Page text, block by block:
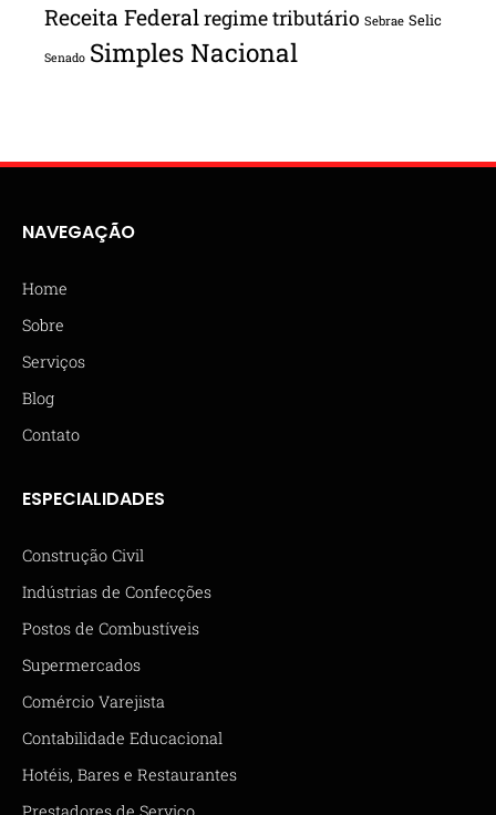
Receita Federalregime tributário Sebrae Selic
Senado Simples Nacional
NAVEGAÇÃO
Home
Sobre
Serviços
Blog
Contato
ESPECIALIDADES
Construção Civil
Indústrias de Confecções
Postos de Combustíveis
Supermercados
Comércio Varejista
Contabilidade Educacional
Hotéis, Bares e Restaurantes